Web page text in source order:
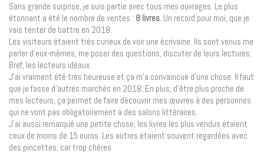
Sans grande surprise, je suis partie avec tous mes ouvrages. Le plus
étonnant a été le nombre de ventes : 8 livres. Un record pour moi, que je
vais tenter de battre en 2018.
Les visiteurs étaient très curieux de voir une écrivaine. Ils sont venus me
parler d’eux-mêmes, me poser des questions, discuter de leurs lectures.
Bref, les lecteurs idéaux.
J’ai vraiment été très heureuse et ça m’a convaincue d’une chose. Il faut
que je fasse d’autres marchés en 2018. En plus, d’être plus proche de
mes lecteurs, ça permet de faire découvrir mes œuvres à des personnes
qui ne vont pas obligatoirement à des salons littéraires.
J’ai aussi remarqué une petite chose, les livres les plus vendus étaient
ceux de moins de 15 euros. Les autres étaient souvent regardées avec
des pincettes, car trop chères.